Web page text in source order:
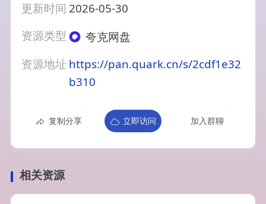
更新时间 2026-05-30
资源类型
夸克网盘
资源地址 https://pan.quark.cn/s/2cdf1e32
b310
复制分享 立即访问 加入群聊
相关资源